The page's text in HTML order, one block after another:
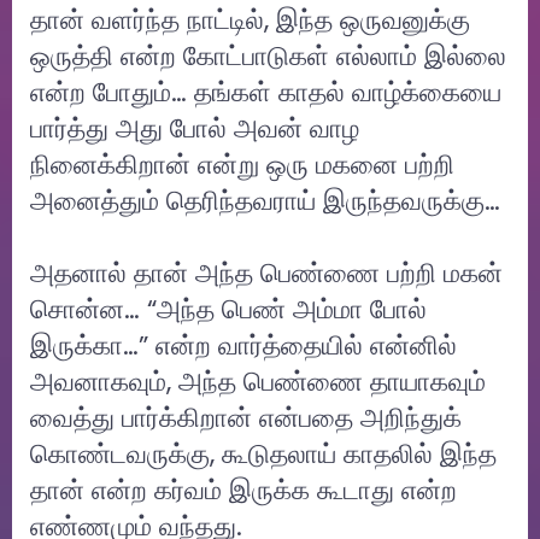
தான் வளர்ந்த நாட்டில், இந்த ஒருவனுக்கு
ஒருத்தி என்ற கோட்பாடுகள் எல்லாம் இல்லை
என்ற போதும்… தங்கள் காதல் வாழ்க்கையை
பார்த்து அது போல் அவன் வாழ
நினைக்கிறான் என்று ஒரு மகனை பற்றி
அனைத்தும் தெரிந்தவராய் இருந்தவருக்கு…
அதனால் தான் அந்த பெண்ணை பற்றி மகன்
சொன்ன… “அந்த பெண் அம்மா போல்
இருக்கா…” என்ற வார்த்தையில் என்னில்
அவனாகவும், அந்த பெண்ணை தாயாகவும்
வைத்து பார்க்கிறான் என்பதை அறிந்துக்
கொண்டவருக்கு, கூடுதலாய் காதலில் இந்த
தான் என்ற கர்வம் இருக்க கூடாது என்ற
எண்ணமும் வந்தது.